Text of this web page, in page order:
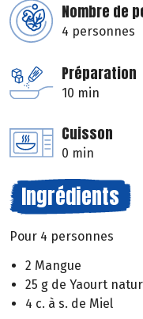
Nombre de
4 personnes
Préparation
10 min
Cuisson
0 min
Ingrédients
Pour 4 personnes
2 Mangue
25 g de Yaourt
4 c. à s. de Miel